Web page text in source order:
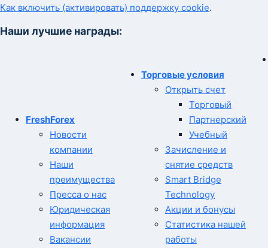
Как включить (активировать) поддержку cookie.
Наши лучшие награды:
FreshForex
Новости
компании
Наши
преимущества
Пресса о нас
Юридическая
информация
Вакансии
Торговые условия
Открыть счет
Торговый
Партнерский
Учебный
Зачисление и
снятие средств
Smart Bridge
Technology
Акции и бонусы
Статистика нашей
работы